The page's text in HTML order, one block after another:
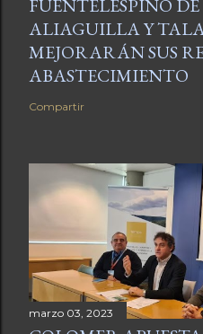
FUENTELESPINO
ALIAGUILLA Y
MEJORARÁN SUS
ABASTECIMIENTO
Compartir
marzo 03, 2023